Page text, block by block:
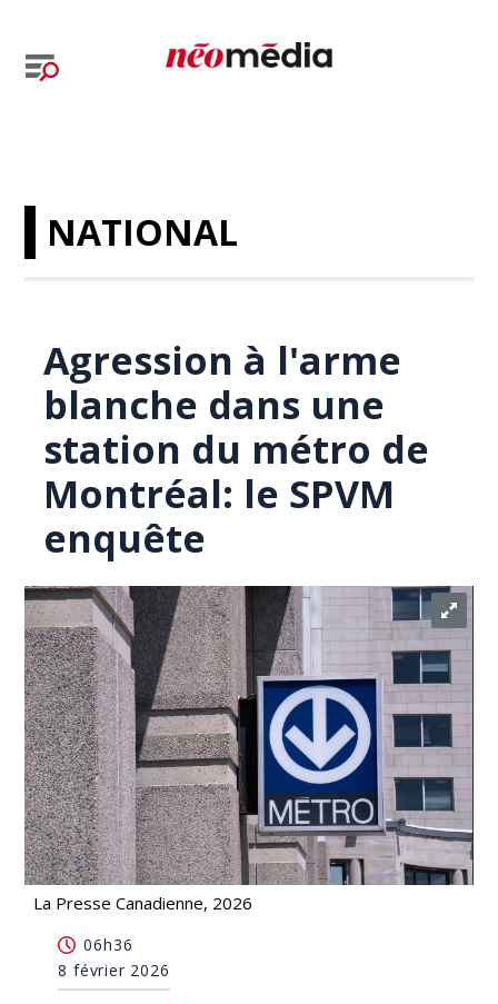
NATIONAL
Agression à l'arme
blanche dans une
station du métro de
Montréal: le SPVM
enquête
La Presse Canadienne, 2026
métro de Montréal: le SPVM enquête
06h36
8 février 2026